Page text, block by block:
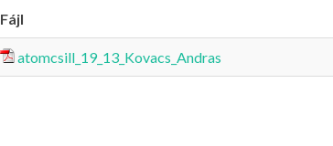
Fájl
atomcsill_19_13_Kovacs_Andras